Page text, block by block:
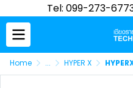
Tel: 099-273-
Home ... HYPER X HYPERX